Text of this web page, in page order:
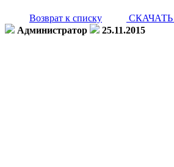
Возврат к списку
Администратор
25.11.2015